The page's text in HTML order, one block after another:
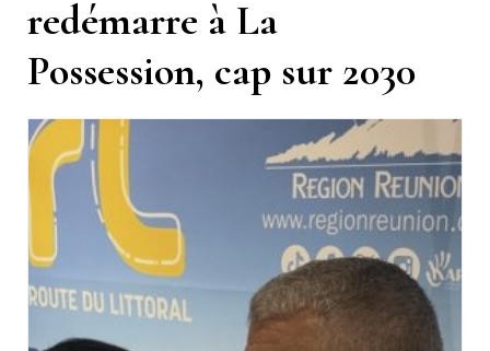
redémarre à La
Possession, cap sur 2030